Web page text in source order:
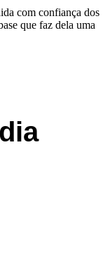
com confiança dos
que faz dela uma